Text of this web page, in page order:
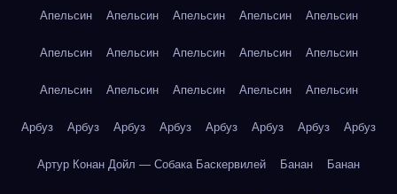
Апельсин Апельсин Апельсин Апельсин Апельсин
Апельсин Апельсин Апельсин Апельсин Апельсин
Апельсин Апельсин Апельсин Апельсин Апельсин
Арбуз Арбуз Арбуз Арбуз Арбуз Арбуз Арбуз Арбуз
Артур Конан Дойл — Собака Баскервилей Банан Банан